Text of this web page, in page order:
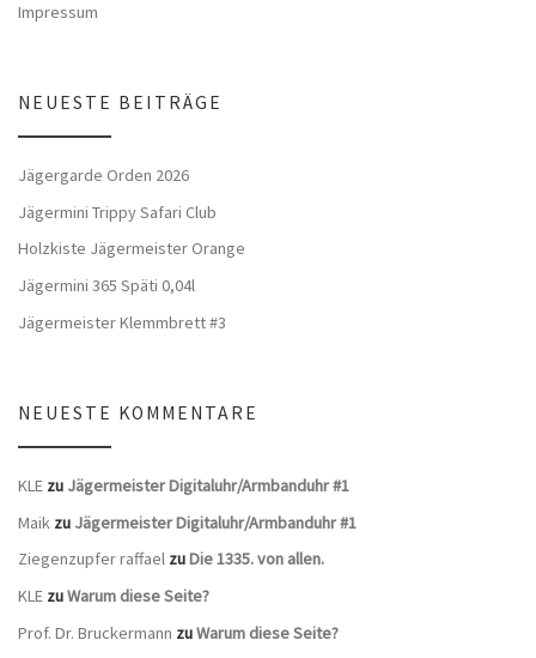
Impressum
NEUESTE BEITRÄGE
Jägergarde Orden 2026
Jägermini Trippy Safari Club
Holzkiste Jägermeister Orange
Jägermini 365 Späti 0,04l
Jägermeister Klemmbrett #3
NEUESTE KOMMENTARE
KLE zu Jägermeister Digitaluhr/Armbanduhr #1
Maik zu Jägermeister Digitaluhr/Armbanduhr #1
Ziegenzupfer raffael zuDie 1335. von allen.
KLE zuWarum diese Seite?
Prof. Dr. Bruckermann zuWarum diese Seite?